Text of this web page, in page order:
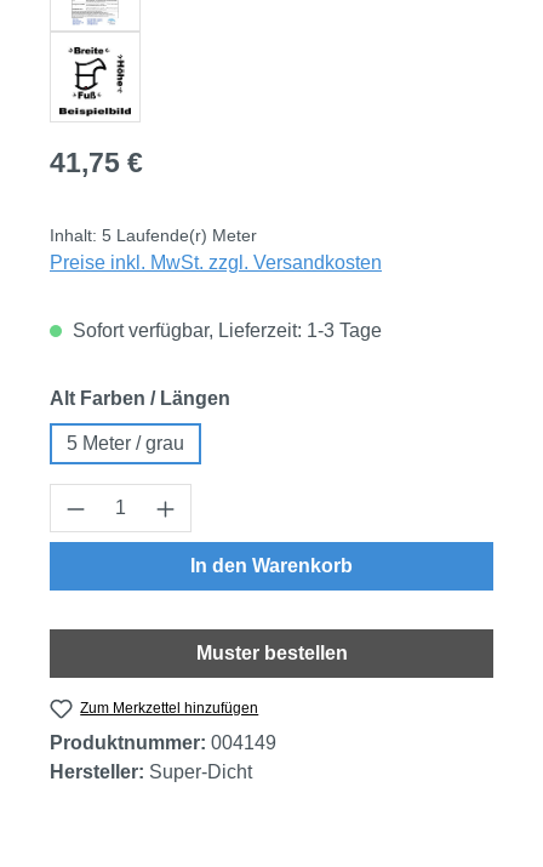
Regulärer Preis:
41,75 €
Inhalt: 5 Laufende(r) Meter
Preise inkl. MwSt. zzgl. Versandkosten
Sofort verfügbar, Lieferzeit: 1-3 Tage
Alt Farben / Längen
5 Meter / grau
Produkt Anzahl: Gib den gewünschten
In den Warenkorb
Muster bestellen
Zum Merkzettel hinzufügen
Produktnummer: 004149
Hersteller: Super-Dicht